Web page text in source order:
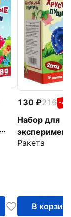
130 216 -
Набор для
Улитка
Ракета
В корзину